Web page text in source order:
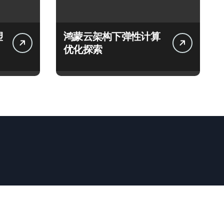
鸿蒙云架构下弹性计算
优化探索